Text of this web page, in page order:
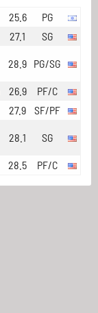
25.6
PG
27.1
SG
28.9 PG/SG
26.9
PF/C
27.9 SF/PF
28.1 SG
28.5 PF/C